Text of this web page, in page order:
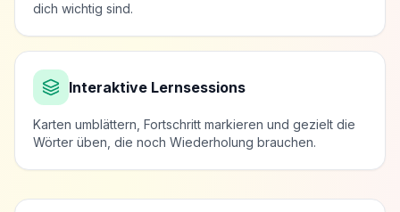
dich wichtig sind.
Interaktive Lernsessions
Karten umblättern, Fortschritt markieren und gezielt die
Wörter üben, die noch Wiederholung brauchen.